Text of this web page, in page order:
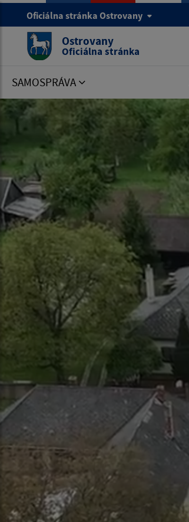
Oficiálna stránka Ostrovany
Ostrovany
Oficiálna stránka
SAMOSPRÁVA